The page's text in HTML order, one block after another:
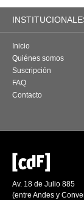
Inicio
Quiénes somos
Suscripción
FAQ
Contacto
Av. 18 de Julio 885
(entre Andes y